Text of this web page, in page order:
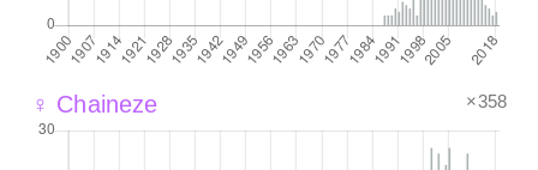
♀ Chaineze ×358